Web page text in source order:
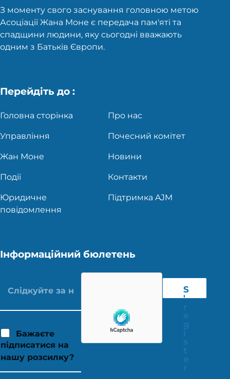
З моменту свого заснування головною метою
Асоціації Жана Моне є передача пам'яті та
спадщини людини, яку сьогодні вважають
одним з Батьків Європи.
Перейдіть до :
Головна сторінка Про нас
Управління Почесний комітет
Жан Моне Новини
Події Контакти
Юридичне
повідомлення
Підтримка AJM
Інформаційний бюлетень
Бажаєте
підписатися на
нашу розсилку?
S
'